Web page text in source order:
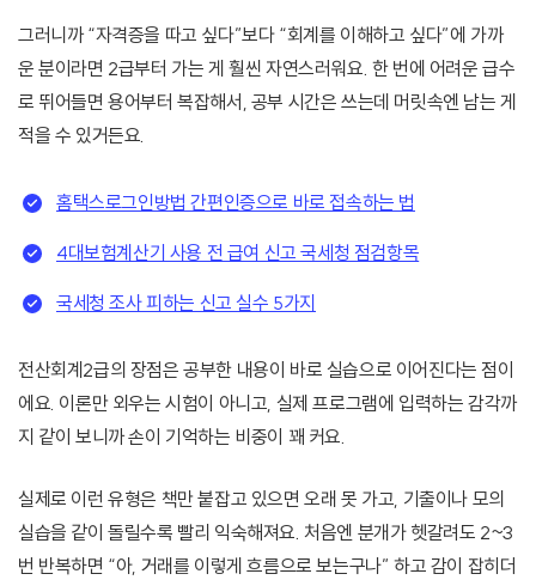
그러니까 “자격증을 따고 싶다”보다 “회계를 이해하고 싶다”에 가까
운 분이라면 2급부터 가는 게 훨씬 자연스러워요. 한 번에 어려운 급수
로 뛰어들면 용어부터 복잡해서, 공부 시간은 쓰는데 머릿속엔 남는 게
적을 수 있거든요.
홈택스로그인방법 간편인증으로 바로 접속하는 법
4대보험계산기 사용 전 급여 신고 국세청 점검항목
국세청 조사 피하는 신고 실수 5가지
전산회계2급의 장점은 공부한 내용이 바로 실습으로 이어진다는 점이
에요. 이론만 외우는 시험이 아니고, 실제 프로그램에 입력하는 감각까
지 같이 보니까 손이 기억하는 비중이 꽤 커요.
실제로 이런 유형은 책만 붙잡고 있으면 오래 못 가고, 기출이나 모의
실습을 같이 돌릴수록 빨리 익숙해져요. 처음엔 분개가 헷갈려도 2~3
번 반복하면 “아, 거래를 이렇게 흐름으로 보는구나” 하고 감이 잡히더